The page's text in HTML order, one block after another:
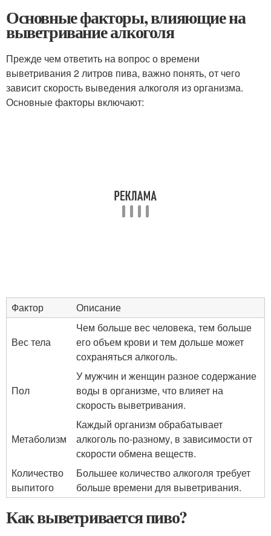
Основные факторы, влияющие на
выветривание алкоголя
Прежде чем ответить на вопрос о времени
выветривания 2 литров пива, важно понять, от чего
зависит скорость выведения алкоголя из организма.
Основные факторы включают:
Фактор Описание
Вес тела
Чем больше вес человека, тем больше
его объем крови и тем дольше может
сохраняться алкоголь.
Пол
У мужчин и женщин разное содержание
воды в организме, что влияет на
скорость выветривания.
Метаболизм
Каждый организм обрабатывает
алкоголь по-разному, в зависимости от
скорости обмена веществ.
Количество
выпитого
Большее количество алкоголя требует
больше времени для выветривания.
Как выветривается пиво?